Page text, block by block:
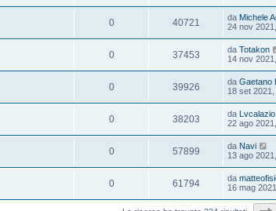
0 40721 da Michele
24 nov
0 37453 da Totakon
14 nov
0 39926 da Gaetano
18 set
0 38203 da Lvcalazio
22 ago
0 57899 da Navi
13 ago
0 61794 da
16 mag